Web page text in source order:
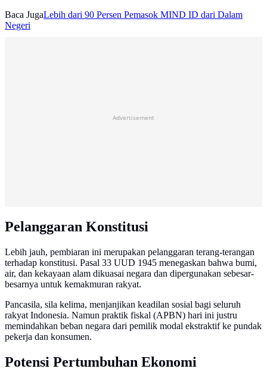
Baca JugaLebih dari 90 Persen Pemasok MIND ID dari Dalam
Negeri
Advertisement
Pelanggaran Konstitusi
Lebih jauh, pembiaran ini merupakan pelanggaran terang-terangan
terhadap konstitusi. Pasal 33 UUD 1945 menegaskan bahwa bumi,
air, dan kekayaan alam dikuasai negara dan dipergunakan sebesar-
besarnya untuk kemakmuran rakyat.
Pancasila, sila kelima, menjanjikan keadilan sosial bagi seluruh
rakyat Indonesia. Namun praktik fiskal (APBN) hari ini justru
memindahkan beban negara dari pemilik modal ekstraktif ke pundak
pekerja dan konsumen.
Potensi Pertumbuhan Ekonomi